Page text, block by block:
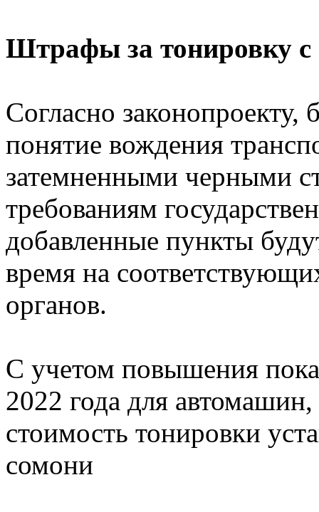
Штрафы за тонировку с
Согласно законопроекту,
понятие вождения
затемненными черными
требованиям
добавленные пункты
время на
органов.
С учетом повышения
2022 года для
стоимость тонировки
сомони